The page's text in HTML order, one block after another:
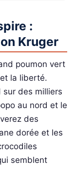
:
Kruger
poumon vert
la liberté.
sur des milliers
au nord et le
des
dorée et les
semblent